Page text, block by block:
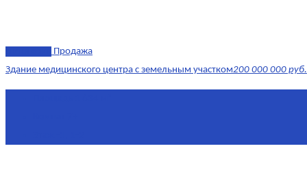
Продажа
Здание медицинского центра с земельным участком200 000 000 руб.